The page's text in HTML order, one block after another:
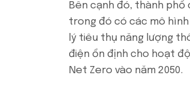
Bên cạnh đó, thành phố
trong đó có các mô
lý tiêu thụ năng lượng
điện ổn định cho hoạt
Net Zero vào năm 2050.